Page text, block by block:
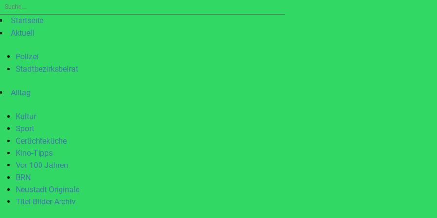
Suche
nach:Startseite
Aktuell
Polizei
Stadtbezirksbeirat
Alltag
Kultur
Sport
Gerüchteküche
Kino-Tipps
Vor 100 Jahren
BRN
Neustadt Originale
Titel-Bilder-Archiv